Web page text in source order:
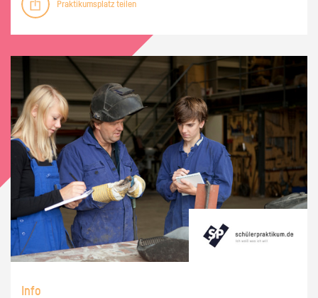
Praktikumsplatz teilen
Info